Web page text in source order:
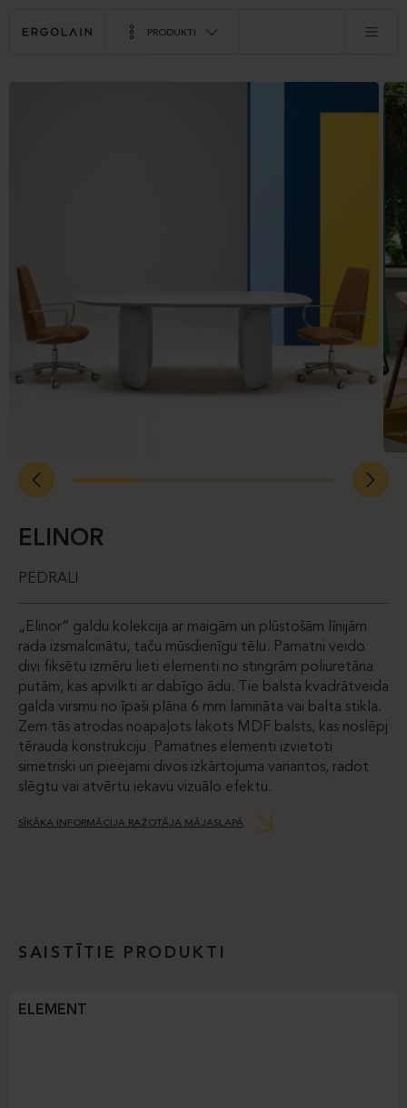
PRODUKTI
ELINOR
PEDRALI
„Elinor“ galdu kolekcija ar maigām un plūstošām līnijām
rada izsmalcinātu, taču mūsdienīgu tēlu. Pamatni veido
divi fiksētu izmēru lieti elementi no stingrām poliuretāna
putām, kas apvilkti ar dabīgo ādu. Tie balsta kvadrātveida
galda virsmu no īpaši plāna 6 mm lamināta vai balta stikla.
Zem tās atrodas noapaļots lakots MDF balsts, kas noslēpj
tērauda konstrukciju. Pamatnes elementi izvietoti
simetriski un pieejami divos izkārtojuma variantos, radot
slēgtu vai atvērtu iekavu vizuālo efektu.
SĪKĀKA INFORMĀCIJA RAŽOTĀJA MĀJASLAPĀ
SAISTĪTIE PRODUKTI
ELEMENT